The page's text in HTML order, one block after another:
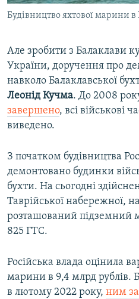
Будівництво яхтової марини в
Але зробити з Балаклави
України, доручення про
навколо Балаклавської
Леонід Кучма. До 2008
завершено, всі військові
виведено.
З початком будівництва
демонтовано будинки
бухти. На сьогодні
Таврійської набережної,
розташований підземний
825 ГТС.
Російська влада оцінила
марини в 9,4 млрд рублів.
в лютому 2022 року, ним